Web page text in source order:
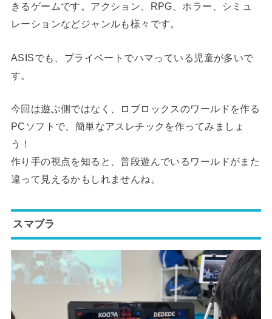
きるゲームです。アクション、RPG、ホラー、シミュ
レーションなどジャンルも様々です。
ASISでも、プライベートでハマっている児童が多いで
す。
今回は遊ぶ側ではなく、ロブロックスのワールドを作る
PCソフトで、簡単なアスレチックを作ってみましょ
う！
作り手の視点を知ると、普段遊んでいるワールドがまた
違って見えるかもしれませんね。
スマブラ